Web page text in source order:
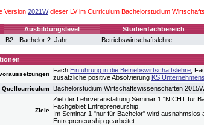
Version 2021Wdieser LV im Curriculum Bachelorstudium
Ausbildungslevel Studienfachbereich
B2 - Bachelor 2. Jahr Betriebswirtschaftslehre
Fach Einführung in die Betriebswirtschaftslehre ,
zusätzliche positive Absolvierung KS
Quellcurriculum Bachelorstudium Wirtschaftswissenschaften
Ziele
Ziel der Lehrveranstaltung Seminar 1 "NICHT für
Fachgebiet Entrepreneurship.
Im Seminar 1 "nur für Bachelor" wird
Entrepreneurship gearbeitet.